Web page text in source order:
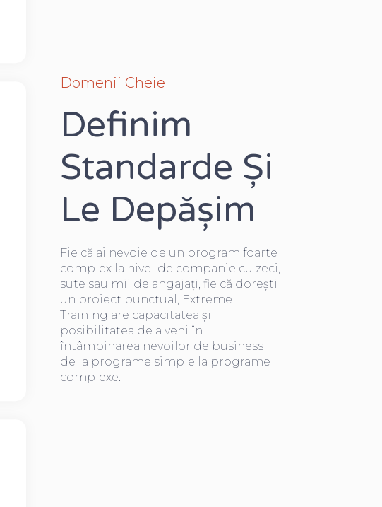
Domenii Cheie
Definim
Standarde Și
Le Depășim
Fie că ai nevoie de un program foarte
complex la nivel de companie cu zeci,
sute sau mii de angajați, fie că dorești
un proiect punctual, Extreme
Training are capacitatea și
posibilitatea de a veni în
întâmpinarea nevoilor de business
de la programe simple la programe
complexe.